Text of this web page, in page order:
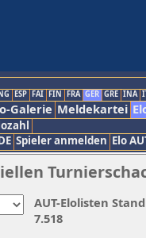
ESP FAI FIN FRA GER GRE INA
Galerie Meldekartei
Spieler anmelden Elo
AUT-Elolisten
7.518